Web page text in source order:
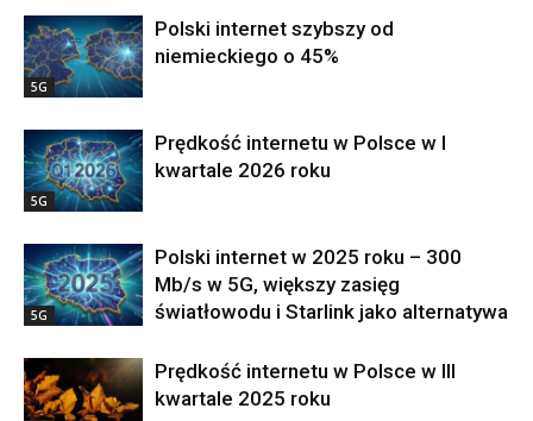
5G
Polski internet szybszy od
niemieckiego o 45%
5G
Prędkość internetu w Polsce w I
kwartale 2026 roku
5G
Polski internet w 2025 roku – 300
Mb/s w 5G, większy zasięg
światłowodu i Starlink jako alternatywa
Prędkość internetu w Polsce w III
kwartale 2025 roku